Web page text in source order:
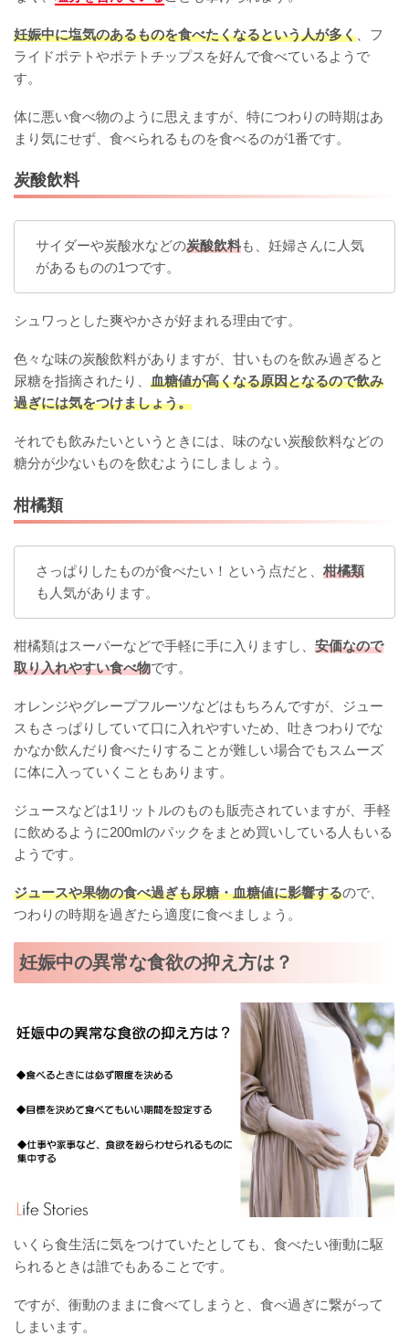
妊娠中に塩気のあるものを食べたくなるという人が多く 、フ
ライドポテトやポテトチップスを好んで食べているようで
す。
体に悪い食べ物のように思えますが、特につわりの時期はあ
まり気にせず、食べられるものを食べるのが1番です。
炭酸飲料
サイダーや炭酸水などの炭酸飲料も、妊婦さんに人気
があるものの1つです。
シュワっとした爽やかさが好まれる理由です。
色々な味の炭酸飲料がありますが、甘いものを飲み過ぎると
尿糖を指摘されたり、 血糖値が高くなる原因となるので飲み
過ぎには気をつけましょう。
それでも飲みたいというときには、味のない炭酸飲料などの
糖分が少ないものを飲むようにしましょう。
柑橘類
さっぱりしたものが食べたい！という点だと、 柑橘類
も人気があります。
柑橘類はスーパーなどで手軽に手に入りますし、 安価なので
取り入れやすい食べ物です。
オレンジやグレープフルーツなどはもちろんですが、ジュー
スもさっぱりしていて口に入れやすいため、吐きつわりでな
かなか飲んだり食べたりすることが難しい場合でもスムーズ
に体に入っていくこともあります。
ジュースなどは1リットルのものも販売されていますが、手軽
に飲めるように200mlのパックをまとめ買いしている人もいる
ようです。
ジュースや果物の食べ過ぎも尿糖・血糖値に影響するので、
つわりの時期を過ぎたら適度に食べましょう。
妊娠中の異常な食欲の抑え方は？
いくら食生活に気をつけていたとしても、食べたい衝動に駆
られるときは誰でもあることです。
ですが、衝動のままに食べてしまうと、食べ過ぎに繋がって
しまいます。